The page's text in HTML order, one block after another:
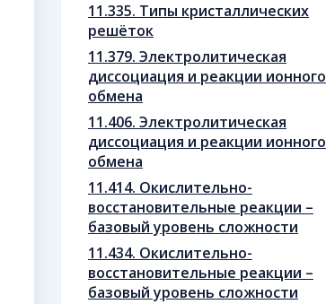
11.335. Типы кристаллических
решёток
11.379. Электролитическая
диссоциация и реакции ионного
обмена
11.406. Электролитическая
диссоциация и реакции ионного
обмена
11.414. Окислительно-
восстановительные реакции –
базовый уровень сложности
11.434. Окислительно-
восстановительные реакции –
базовый уровень сложности